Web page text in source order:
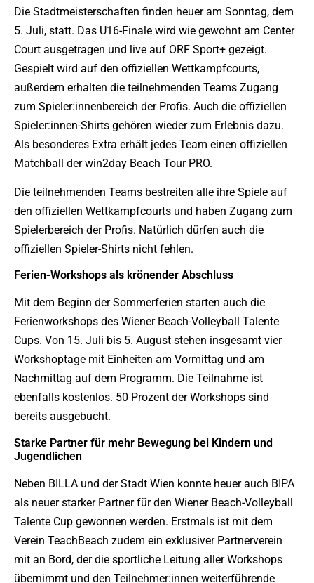
Die Stadtmeisterschaften finden heuer am Sonntag, dem
5. Juli, statt. Das U16-Finale wird wie gewohnt am Center
Court ausgetragen und live auf ORF Sport+ gezeigt.
Gespielt wird auf den offiziellen Wettkampfcourts,
außerdem erhalten die teilnehmenden Teams Zugang
zum Spieler:innenbereich der Profis. Auch die offiziellen
Spieler:innen-Shirts gehören wieder zum Erlebnis dazu.
Als besonderes Extra erhält jedes Team einen offiziellen
Matchball der win2day Beach Tour PRO.
Die teilnehmenden Teams bestreiten alle ihre Spiele auf
den offiziellen Wettkampfcourts und haben Zugang zum
Spielerbereich der Profis. Natürlich dürfen auch die
offiziellen Spieler-Shirts nicht fehlen.
Ferien-Workshops als krönender Abschluss
Mit dem Beginn der Sommerferien starten auch die
Ferienworkshops des Wiener Beach-Volleyball Talente
Cups. Von 15. Juli bis 5. August stehen insgesamt vier
Workshoptage mit Einheiten am Vormittag und am
Nachmittag auf dem Programm. Die Teilnahme ist
ebenfalls kostenlos. 50 Prozent der Workshops sind
bereits ausgebucht.
Starke Partner für mehr Bewegung bei Kindern und
Jugendlichen
Neben BILLA und der Stadt Wien konnte heuer auch BIPA
als neuer starker Partner für den Wiener Beach-Volleyball
Talente Cup gewonnen werden. Erstmals ist mit dem
Verein TeachBeach zudem ein exklusiver Partnerverein
mit an Bord, der die sportliche Leitung aller Workshops
übernimmt und den Teilnehmer:innen weiterführende